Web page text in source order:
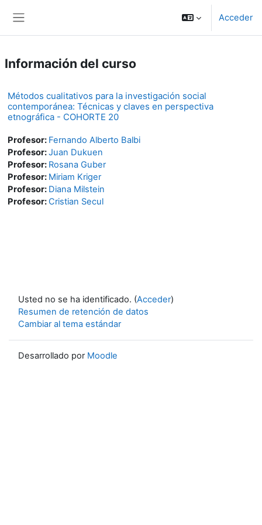
Acceder
Información del curso
Métodos cualitativos para la investigación social
contemporánea: Técnicas y claves en perspectiva
etnográfica - COHORTE 20
Profesor: Fernando Alberto Balbi
Profesor:Juan Dukuen
Profesor: Rosana Guber
Profesor: Miriam Kriger
Profesor: Diana Milstein
Profesor:Cristian Secul
Usted no se ha identificado. (Acceder)
Resumen de retención de datos
Cambiar al tema estándar
Desarrollado por Moodle